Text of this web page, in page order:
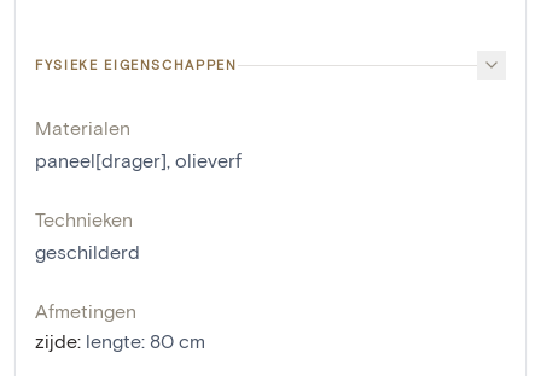
FYSIEKE EIGENSCHAPPEN
Materialen
paneel[drager], olieverf
Technieken
geschilderd
Afmetingen
zijde: lengte: 80 cm